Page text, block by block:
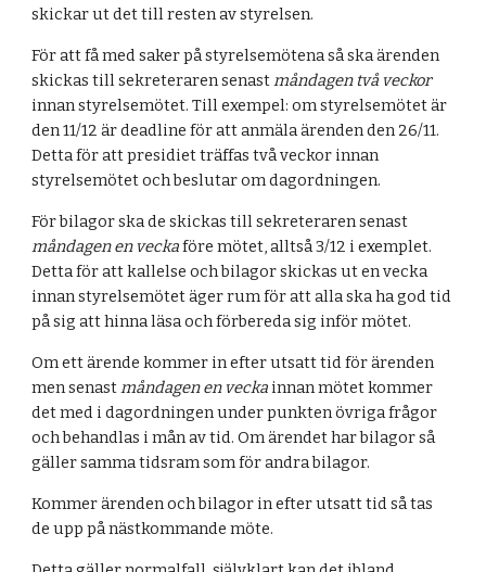
skickar ut det till resten av styrelsen.
För att få med saker på styrelsemötena så ska ärenden
skickas till sekreteraren senastmåndagen två veckor
innan styrelsemötet. Till exempel: om styrelsemötet är
den 11/12 är deadline för att anmäla ärenden den 26/11.
Detta för att presidiet träffas två veckor innan
styrelsemötet och beslutar om dagordningen.
För bilagor ska de skickas till sekreteraren senast
måndagen en veckaföre mötet, alltså 3/12 i exemplet.
Detta för att kallelse och bilagor skickas ut en vecka
innan styrelsemötet äger rum för att alla ska ha god tid
på sig att hinna läsa och förbereda sig inför mötet.
Om ett ärende kommer in efter utsatt tid för ärenden
men senastmåndagen en vecka innan mötet kommer
det med i dagordningen under punkten övriga frågor
och behandlas i mån av tid. Om ärendet har bilagor så
gäller samma tidsram som för andra bilagor.
Kommer ärenden och bilagor in efter utsatt tid så tas
de upp på nästkommande möte.